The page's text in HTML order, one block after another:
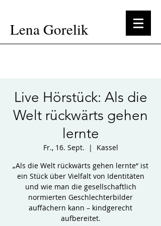
Lena Gorelik
Live Hörstück: Als die
Welt rückwärts gehen
lernte
Fr., 16. Sept.
  |
Kassel
„Als die Welt rückwärts gehen lernte“ ist
ein Stück über Vielfalt von Identitäten
und wie man die gesellschaftlich
normierten Geschlechterbilder
auffächern kann – kindgerecht
aufbereitet.